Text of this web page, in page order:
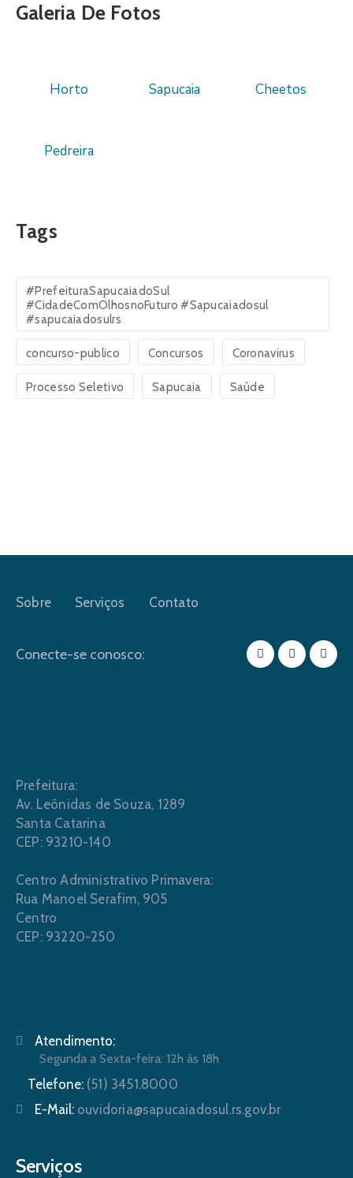
Galeria De Fotos
Horto Sapucaia Cheetos
Pedreira
Tags
#PrefeituraSapucaiadoSul
#CidadeComOlhosnoFuturo #Sapucaiadosul
#sapucaiadosulrs
concurso-publico Concursos Coronavirus
Processo Seletivo Sapucaia Saúde
Sobre Serviços Contato
Conecte-se conosco:
Prefeitura:
Av. Leônidas de Souza, 1289
Santa Catarina
CEP: 93210-140
Centro Administrativo Primavera:
Rua Manoel Serafim, 905
Centro
CEP: 93220-250
Atendimento:
Segunda a Sexta-feira: 12h às 18h
Telefone: (51) 3451.8000
E-Mail: ouvidoria@sapucaiadosul.rs.gov.br
Serviços